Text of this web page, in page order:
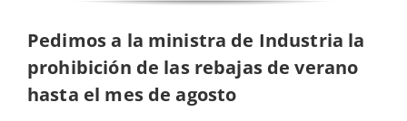
Pedimos a la ministra de Industria la
prohibición de las rebajas de verano
hasta el mes de agosto